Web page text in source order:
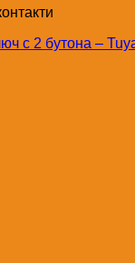
с 2 бутона –